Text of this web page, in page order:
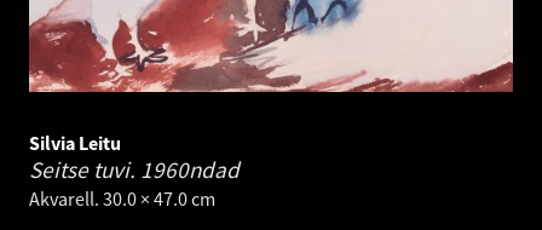
Silvia Leitu
Seitse tuvi. 1960ndad
Akvarell. 30.0 × 47.0 cm